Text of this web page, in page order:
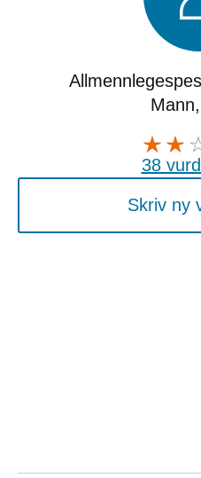
38
Skriv ny